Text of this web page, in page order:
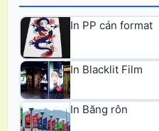
In PP cán format
In Blacklit Film
In Băng rôn